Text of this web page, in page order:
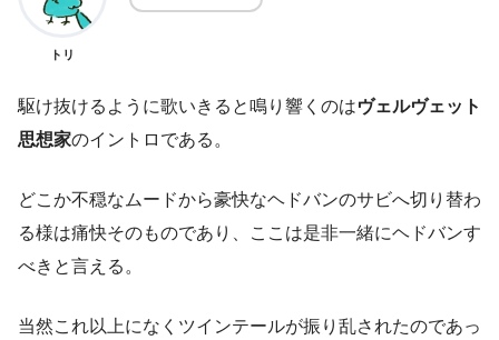
トリ
駆け抜けるように歌いきると鳴り響くのはヴェルヴェット
思想家のイントロである。
どこか不穏なムードから豪快なヘドバンのサビへ切り替わ
る様は痛快そのものであり、ここは是非一緒にヘドバンす
べきと言える。
当然これ以上になくツインテールが振り乱されたのであっ